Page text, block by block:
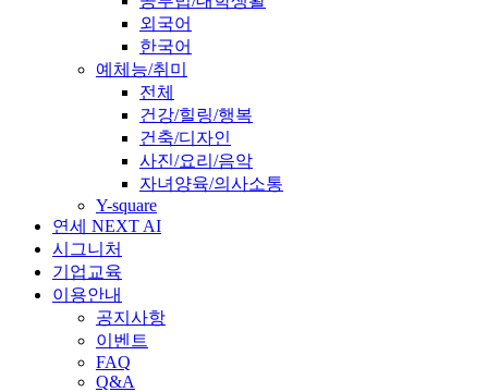
외국어
한국어
예체능/취미
전체
건강/힐링/행복
건축/디자인
사진/요리/음악
자녀양육/의사소통
Y-square
연세 NEXT AI
시그니처
기업교육
이용안내
공지사항
이벤트
FAQ
Q&A